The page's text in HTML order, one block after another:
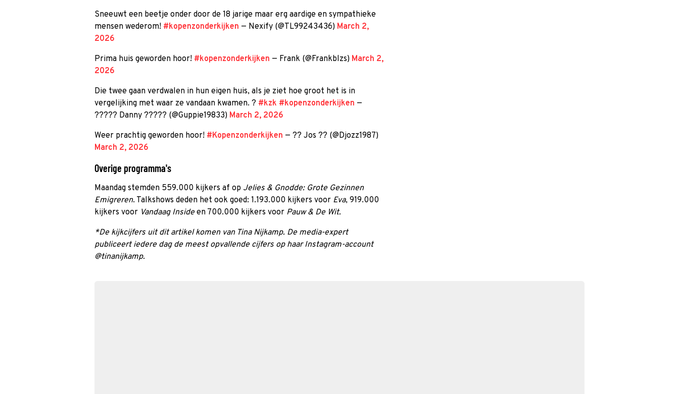
Sneeuwt een beetje onder door de 18 jarige maar erg aardige en sympathieke
mensen wederom! #kopenzonderkijken — Nexify (@TL99243436) March 2,
2026
Prima huis geworden hoor! #kopenzonderkijken — Frank (@Frankblzs) March 2,
2026
Die twee gaan verdwalen in hun eigen huis, als je ziet hoe groot het is in
vergelijking met waar ze vandaan kwamen. ? #kzk #kopenzonderkijken —
????? Danny ????? (@Guppie19833) March 2, 2026
Weer prachtig geworden hoor! #Kopenzonderkijken — ?? Jos ?? (@Djozz1987)
March 2, 2026
Overige programma's
Maandag stemden 559.000 kijkers af op Jelies & Gnodde: Grote Gezinnen
Emigreren. Talkshows deden het ook goed: 1.193.000 kijkers voor Eva, 919.000
kijkers voor Vandaag Insideen 700.000 kijkers voor Pauw & De Wit.
*De kijkcijfers uit dit artikel komen van Tina Nijkamp. De media-expert
publiceert iedere dag de meest opvallende cijfers op haar Instagram-account
@tinanijkamp.